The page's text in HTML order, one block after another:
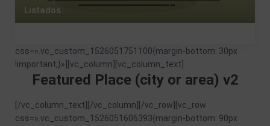
Listados
css=».vc_custom_1526051751100{margin-bottom: 30px
!important;}»][vc_column][vc_column_text]
Featured Place (city or area) v2
[/vc_column_text][/vc_column][/vc_row][vc_row
css=».vc_custom_1526051606393{margin-bottom: 90px